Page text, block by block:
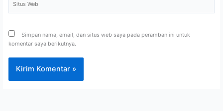
Web
Simpan nama, email, dan situs web saya pada peramban ini untuk
komentar saya berikutnya.